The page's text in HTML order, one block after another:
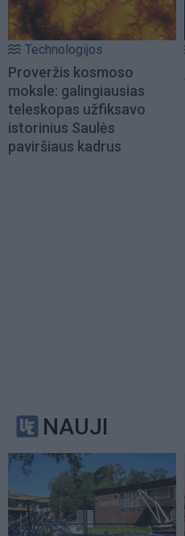
Technologijos
Proveržis kosmoso
moksle: galingiausias
teleskopas užfiksavo
istorinius Saulės
paviršiaus kadrus
NAUJI